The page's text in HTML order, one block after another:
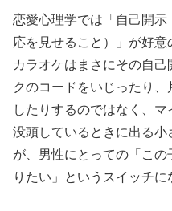
恋愛心理学では「自己開示
応を見せること）」が好意
カラオケはまさにその自
クのコードをいじったり
したりするのではなく、
没頭しているときに出る
が、男性にとっての「こ
りたい」というスイッチに